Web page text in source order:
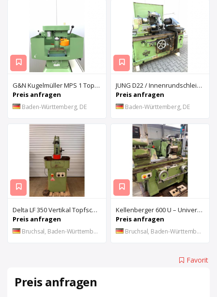
G&N Kugelmüller MPS 1 Topfschleifmaschine
Preis anfragen
Baden-Württemberg, DE
JUNG D22 / Innenrundschleifmaschine
Preis anfragen
Baden-Württemberg, DE
Delta LF 350 Vertikal Topfschleifmaschine
Preis anfragen
Bruchsal, Baden-Württemberg, DE
Kellenberger 600 U – Universal-Rundschleifmaschine
Preis anfragen
Bruchsal, Baden-Württemberg, DE
Favorit
Preis anfragen